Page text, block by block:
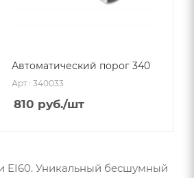
Автоматический порог 340
Арт.: 340033
810 руб./шт
EI60. Уникальный бесшумный